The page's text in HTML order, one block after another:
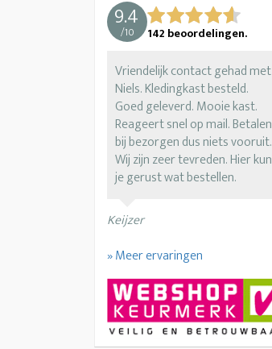
9.4
/10 142 beoordelingen.
Vriendelijk contact gehad met
Niels. Kledingkast besteld.
Goed geleverd. Mooie kast.
Reageert snel op mail. Betalen
bij bezorgen dus niets vooruit.
Wij zijn zeer tevreden. Hier kun
je gerust wat bestellen.
Keijzer
» Meer ervaringen